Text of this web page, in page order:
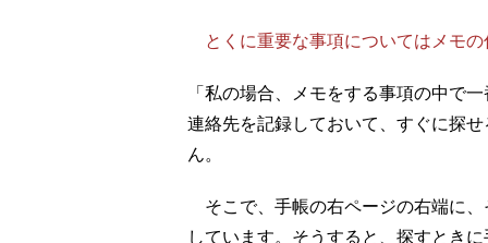
とくに重要な事項についてはメモの
「私の場合、メモをする事項の中で
連絡先を記録しておいて、すぐに探
ん。
そこで、手帳の右ページの右端に、
しています。そうすると、探すとき